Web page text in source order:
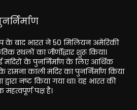
बाद भारत ने 50 मिलियन अमेरिकी
स्थलों का जीर्णोद्धार शुरू किया।
के पुनर्निर्माण के लिए आर्थिक
रामना काली मंदिर का पुनर्निर्माण किया
नष्ट किया गया था। यह भारत की
पक्ष है।